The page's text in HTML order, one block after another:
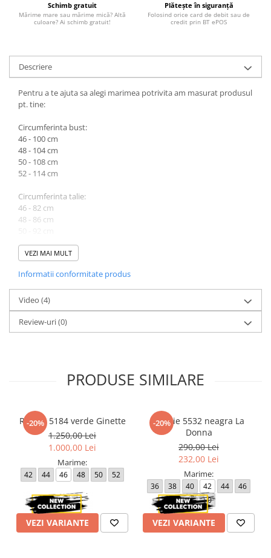
Schimb gratuit
Mărime mare sau mărime mică? Altă
culoare? Ai schimb gratuit!
Plătește în siguranță
Folosind orice card de debit sau de
credit prin BT ePOS
Descriere
Pentru a te ajuta sa alegi marimea potrivita am masurat produsul
pt. tine:
Circumferinta bust:
46 - 100 cm
48 - 104 cm
50 - 108 cm
52 - 114 cm
Circumferinta talie:
46 - 82 cm
48 - 86 cm
52 - 98 cm
(marimea 52).
Atentie! Nuanta produsului poate diferi usor, in functie de
dispozitivul de pe care este vizualizat.
VEZI MAI MULT
Informatii conformitate produs
Video (4)
Review-uri(0)
PRODUSE SIMILARE
-20%
Rochie 5184 verde Ginette
1.250,00 Lei
1.000,00 Lei
Marime:
42 44 46 48 50 52
VEZI VARIANTE
-20%
Rochie 5532 neagra La
Donna
290,00 Lei
232,00 Lei
Marime:
36 38 40 42 44
46
48
50
VEZI VARIANTE